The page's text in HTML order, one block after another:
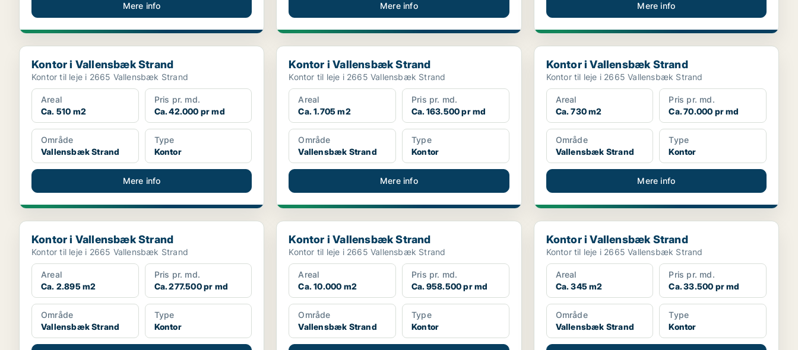
Mere info Mere info Mere info
Kontor i Vallensbæk Strand
Kontor i Vallensbæk Strand
Kontor til leje i 2665 Vallensbæk Strand
Areal
Ca. 510 m2
Pris pr. md.
Ca. 42.000 pr md
Område
Vallensbæk Strand
Type
Kontor
Mere info
Kontor i Vallensbæk Strand
Kontor i Vallensbæk Strand
Kontor til leje i 2665 Vallensbæk Strand
Areal
Ca. 1.705 m2
Pris pr. md.
Ca. 163.500 pr md
Område
Vallensbæk Strand
Type
Kontor
Mere info
Kontor i Vallensbæk Strand
Kontor i Vallensbæk Strand
Kontor til leje i 2665 Vallensbæk Strand
Areal
Ca. 730 m2
Pris pr. md.
Ca. 70.000 pr md
Område
Vallensbæk Strand
Type
Kontor
Mere info
Kontor i Vallensbæk Strand
Kontor i Vallensbæk Strand
Kontor til leje i 2665 Vallensbæk Strand
Areal
Ca. 2.895 m2
Pris pr. md.
Ca. 277.500 pr md
Område
Vallensbæk Strand
Type
Kontor
Kontor i Vallensbæk Strand
Kontor i Vallensbæk Strand
Kontor til leje i 2665 Vallensbæk Strand
Areal
Ca. 10.000 m2
Pris pr. md.
Ca. 958.500 pr md
Område
Vallensbæk Strand
Type
Kontor
Kontor i Vallensbæk Strand
Kontor i Vallensbæk Strand
Kontor til leje i 2665 Vallensbæk Strand
Areal
Ca. 345 m2
Pris pr. md.
Ca. 33.500 pr md
Område
Vallensbæk Strand
Type
Kontor